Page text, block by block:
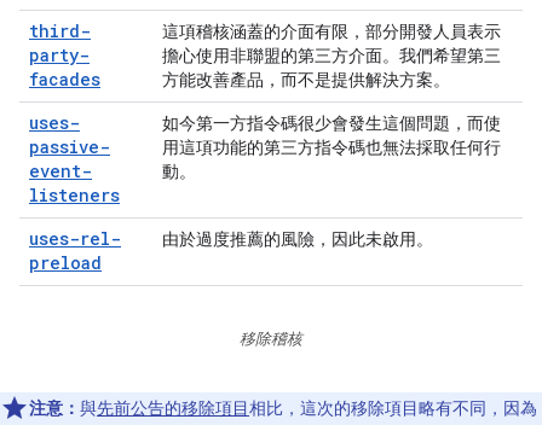
third-
party-
facades
這項稽核涵蓋的介面有限，部分開發人員表示
擔心使用非聯盟的第三方介面。我們希望第三
方能改善產品，而不是提供解決方案。
uses-
passive-
event-
listeners
如今第一方指令碼很少會發生這個問題，而使
用這項功能的第三方指令碼也無法採取任何行
動。
uses-rel-
preload
由於過度推薦的風險，因此未啟用。
移除稽核
注意： 與先前公告的移除項目相比，這次的移除項目略有不同，因為